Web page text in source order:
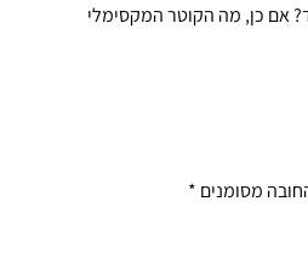
אם כן, מה הקוטר המקסימלי
מסומנים *